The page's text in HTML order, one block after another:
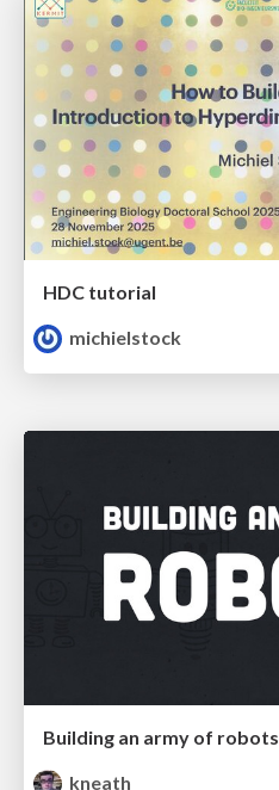
HDC tutorial
michielstock
Building an army of robots
kneath